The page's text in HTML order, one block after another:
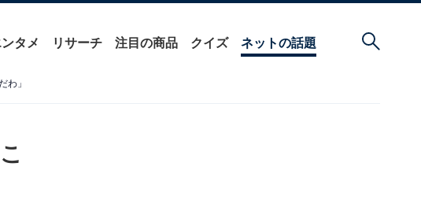
タメ リサーチ 注目の商品 クイズ ネットの話題
わ」